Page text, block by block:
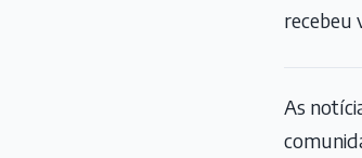
recebeu
As